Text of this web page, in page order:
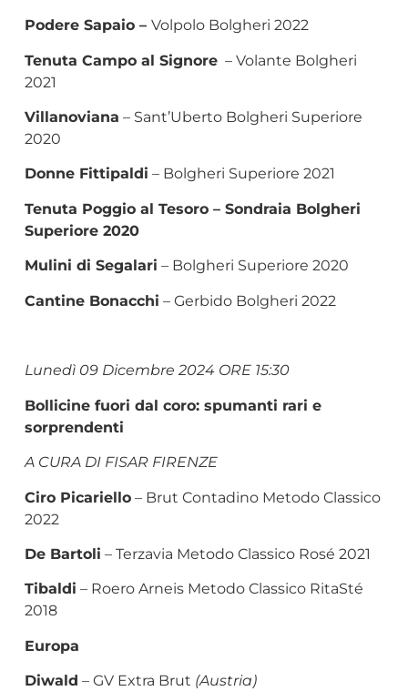
Podere Sapaio – Volpolo Bolgheri 2022
Tenuta Campo al Signore– Volante Bolgheri
2021
Villanoviana – Sant’Uberto Bolgheri Superiore
2020
Donne Fittipaldi – Bolgheri Superiore 2021
Tenuta Poggio al Tesoro – Sondraia Bolgheri
Superiore 2020
Mulini di Segalari – Bolgheri Superiore 2020
Cantine Bonacchi – Gerbido Bolgheri 2022
Lunedì 09 Dicembre 2024 ORE 15:30
Bollicine fuori dal coro: spumanti rari e
sorprendenti
A CURA DI FISAR FIRENZE
Ciro Picariello– Brut Contadino Metodo Classico
2022
De Bartoli – Terzavia Metodo Classico Rosé 2021
Tibaldi – Roero Arneis Metodo Classico RitaSté
2018
Europa
Diwald – GV Extra Brut (Austria)